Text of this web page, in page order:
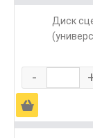
Диск
-
Ä